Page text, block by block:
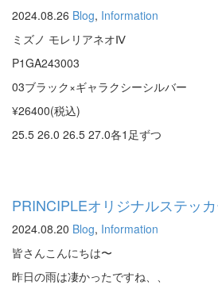
2024.08.26 Blog, Information
ミズノ モレリアネオⅣ
P1GA243003
03ブラック×ギャラクシーシルバー
¥26400(税込)
25.5 26.0 26.5 27.0各1足ずつ
PRINCIPLEオリジナルステッ
2024.08.20 Blog, Information
皆さんこんにちは〜
昨日の雨は凄かったですね、、